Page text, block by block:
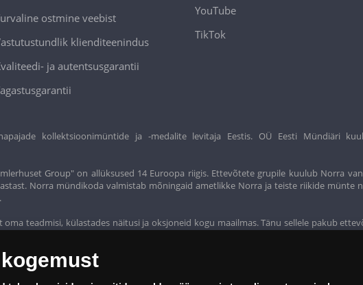
ostmine veebist
klienditeenindus
ja autentsusgarantii
YouTube
TikTok
kollektsioonimüntide ja -medalite levitaja Eestis. OÜ Eesti Mündiäri
Group" on allüksused 14 Euroopa riigis. Ettevõtete grupile kuulub Norra
Norra mündikoda valmistab mõningaid ametlikke Norra ja teiste riikide münte
teadmisi, külastades näitusi ja oksjoneid kogu maailmas. Tänu sellele pakub